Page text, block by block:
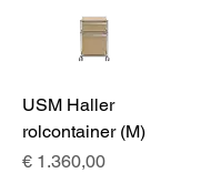
USM Haller
rolcontainer (M)
Prijs
€ 1.360,00